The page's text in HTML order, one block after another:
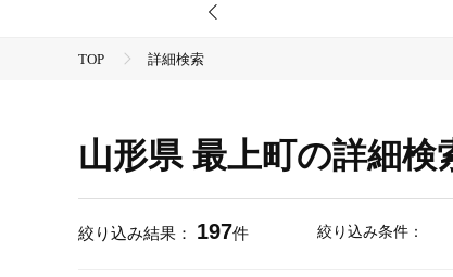
TOP 詳細検索
山形県 最上町の詳細検
絞り込み結果： 197件 絞り込み条件：